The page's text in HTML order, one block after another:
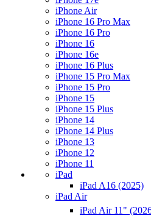
iPhone Air
iPhone 16 Pro Max
iPhone 16 Pro
iPhone 16
iPhone 16e
iPhone 16 Plus
iPhone 15 Pro Max
iPhone 15 Pro
iPhone 15
iPhone 15 Plus
iPhone 14
iPhone 14 Plus
iPhone 13
iPhone 12
iPhone 11
iPad
iPad A16 (2025)
iPad Air
iPad Air 11"